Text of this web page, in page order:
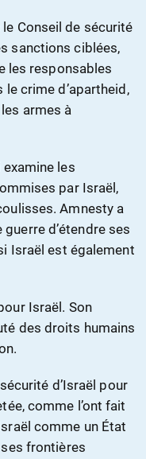
Conseil de sécurité
sanctions ciblées,
les responsables
crime d’apartheid,
armes à
les
par Israël,
Amnesty a
d’étendre ses
Israël est également
Israël. Son
des droits humains
d’Israël pour
comme l’ont fait
comme un État
ses frontières